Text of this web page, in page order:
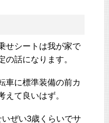
せシートは我が家で
の話になります。
車に標準装備の前カ
えて良いはず。
ぜい3歳くらいでサ